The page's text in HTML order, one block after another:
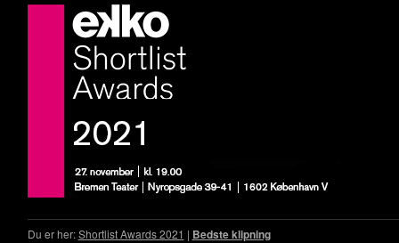
Du er her:Shortlist Awards 2021 | Bedste klipning